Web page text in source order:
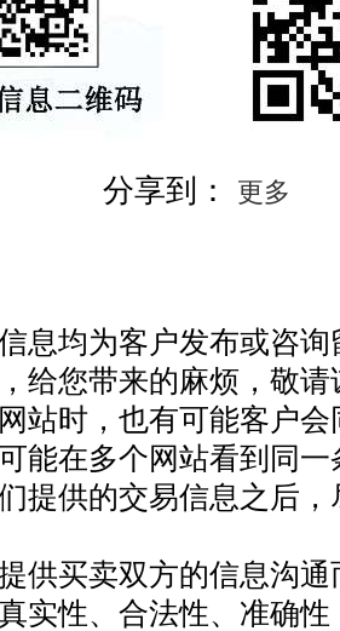
分享到： 更多
息均为客户发布或咨
给您带来的麻烦，敬请
站时，也有可能客户
能在多个网站看到同
提供的交易信息之后
供买卖双方的信息沟
实性、合法性、准确